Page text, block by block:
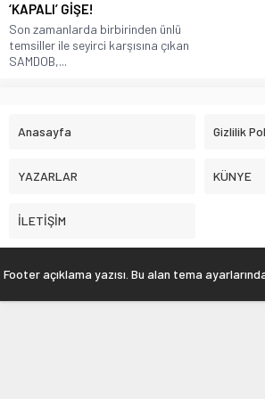
‘KAPALI’ GİŞE!
Son zamanlarda birbirinden ünlü
temsiller ile seyirci karşısına çıkan
SAMDOB,...
Anasayfa Gizlilik
YAZARLAR KÜNYE
İLETİŞİM
Footer açıklama yazısı. Bu alan tema